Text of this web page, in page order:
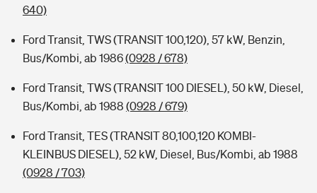
640)
Ford Transit, TWS (TRANSIT 100,120), 57 kW, Benzin,
Bus/Kombi, ab 1986(0928 / 678)
Ford Transit, TWS (TRANSIT 100 DIESEL), 50 kW, Diesel,
Bus/Kombi, ab 1988 (0928 / 679)
Ford Transit, TES (TRANSIT 80,100,120 KOMBI-
KLEINBUS DIESEL), 52 kW, Diesel, Bus/Kombi, ab 1988
(0928 / 703)